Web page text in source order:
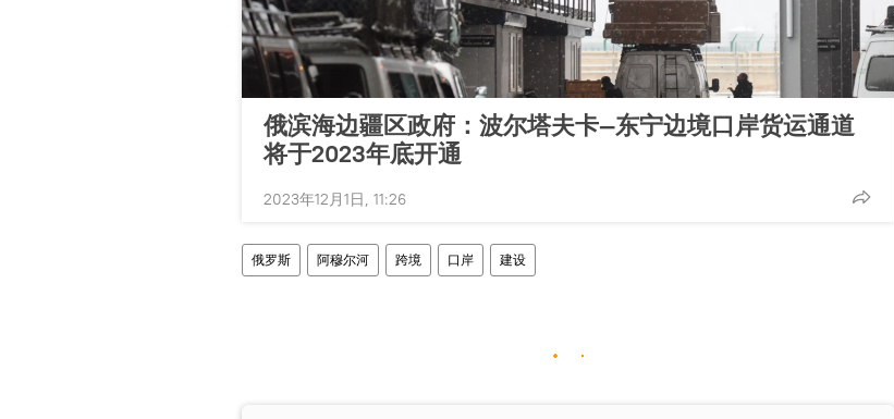
俄滨海边疆区政府：波尔塔夫卡—东宁边境口岸货运通道
将于2023年底开通
2023年12月1日, 11:26
俄罗斯 阿穆尔河 跨境 口岸 建设